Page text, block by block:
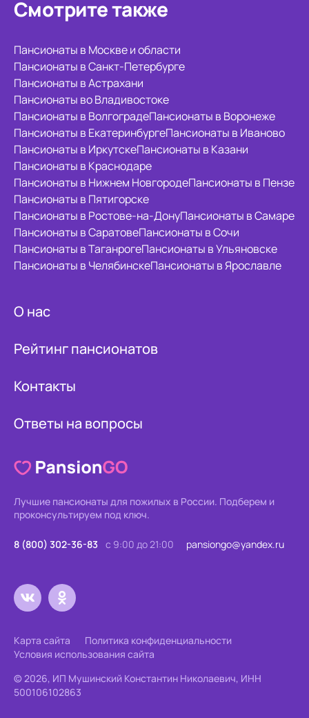
Смотрите также
Пансионаты в Москве и области
Пансионаты в Санкт-Петербурге
Пансионаты в Астрахани
Пансионаты во Владивостоке
Пансионаты в ВолгоградеПансионаты в Воронеже
Пансионаты в ЕкатеринбургеПансионаты в Иваново
Пансионаты в ИркутскеПансионаты в Казани
Пансионаты в Краснодаре
Пансионаты в Нижнем НовгородеПансионаты в Пензе
Пансионаты в Пятигорске
Пансионаты в Ростове-на-ДонуПансионаты в Самаре
Пансионаты в СаратовеПансионаты в Сочи
Пансионаты в ТаганрогеПансионаты в Ульяновске
Пансионаты в ЧелябинскеПансионаты в Ярославле
О нас
Рейтинг пансионатов
Контакты
Ответы на вопросы
Лучшие пансионаты для пожилых в России. Подберем и
проконсультируем под ключ.
8 (800) 302-36-83 с 9:00 до 21:00 pansiongo@yandex.ru
Карта сайта
Политика конфиденциальности
Условия использования сайта
© 2026, ИП Мушинский Константин Николаевич, ИНН
500106102863